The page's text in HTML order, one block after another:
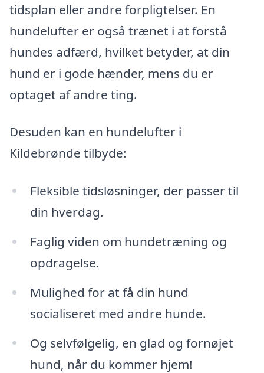
tidsplan eller andre forpligtelser. En
hundelufter er også trænet i at forstå
hundes adfærd, hvilket betyder, at din
hund er i gode hænder, mens du er
optaget af andre ting.
Desuden kan en hundelufter i
Kildebrønde tilbyde:
Fleksible tidsløsninger, der passer til
din hverdag.
Faglig viden om hundetræning og
opdragelse.
Mulighed for at få din hund
socialiseret med andre hunde.
Og selvfølgelig, en glad og fornøjet
hund, når du kommer hjem!